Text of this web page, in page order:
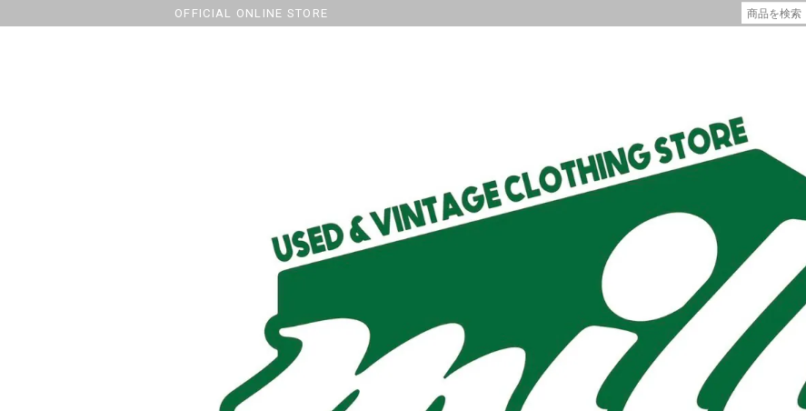
OFFICIAL ONLINE STORE